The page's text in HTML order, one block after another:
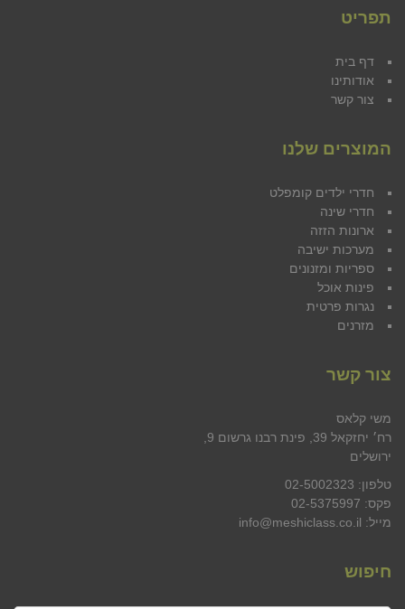
תפריט
דף בית
אודותינו
צור קשר
המוצרים שלנו
חדרי ילדים קומפלט
חדרי שינה
ארונות הזזה
מערכות ישיבה
ספריות ומזנונים
פינות אוכל
נגרות פרטית
מזרנים
צור קשר
משי קלאס
רח׳ יחזקאל 39, פינת רבנו גרשום 9,
ירושלים
טלפון: 02-5002323
פקס: 02-5375997
מייל: info@meshiclass.co.il
חיפוש